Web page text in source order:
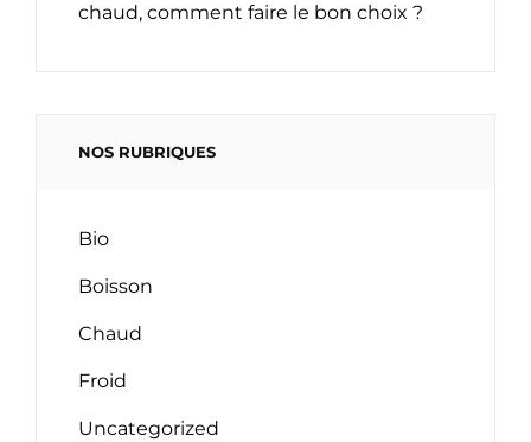
chaud, comment faire le bon choix ?
NOS RUBRIQUES
Bio
Boisson
Chaud
Froid
Uncategorized